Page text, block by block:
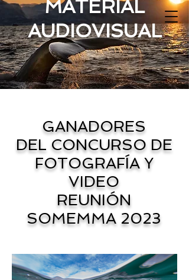
MATERIAL
AUDIOVISUAL
GANADORES
DEL CONCURSO DE
FOTOGRAFÍA Y
VIDEO
REUNIÓN
SOMEMMA 2023